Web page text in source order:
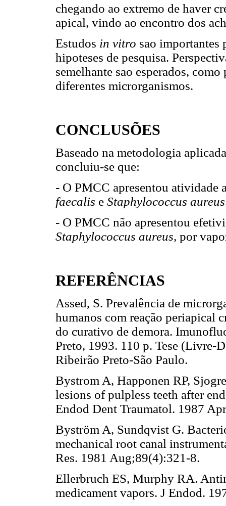
chegando ao extremo de haver
apical, vindo ao encontro dos
Estudos in vitro sao importantes
hipoteses de pesquisa.
semelhante sao esperados,
diferentes microrganismos.
CONCLUSÕES
Baseado na metodologia
concluiu-se que:
- O PMCC apresentou
faecalis e Staphylococcus
- O PMCC não apresentou
Staphylococcus aureus, por
REFERÊNCIAS
Assed, S. Prevalência de
humanos com reação periapical
do curativo de demora.
Preto, 1993. 110 p. Tese (Livre-
Ribeirão Preto-São Paulo.
Bystrom A, Happonen RP,
lesions of pulpless teeth after
Endod Dent Traumatol.
Byström A, Sundqvist G.
mechanical root canal
Res. 1981 Aug;89(4):321-
Ellerbruch ES, Murphy RA.
medicament vapors. J